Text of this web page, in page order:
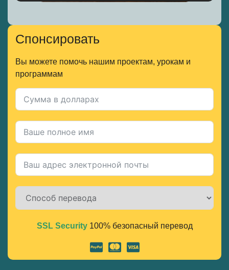
Спонсировать
Вы можете помочь нашим проектам, урокам и
программам
Alternative:
SSL Security100% безопасный перевод